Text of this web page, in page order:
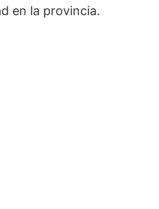
en la provincia.